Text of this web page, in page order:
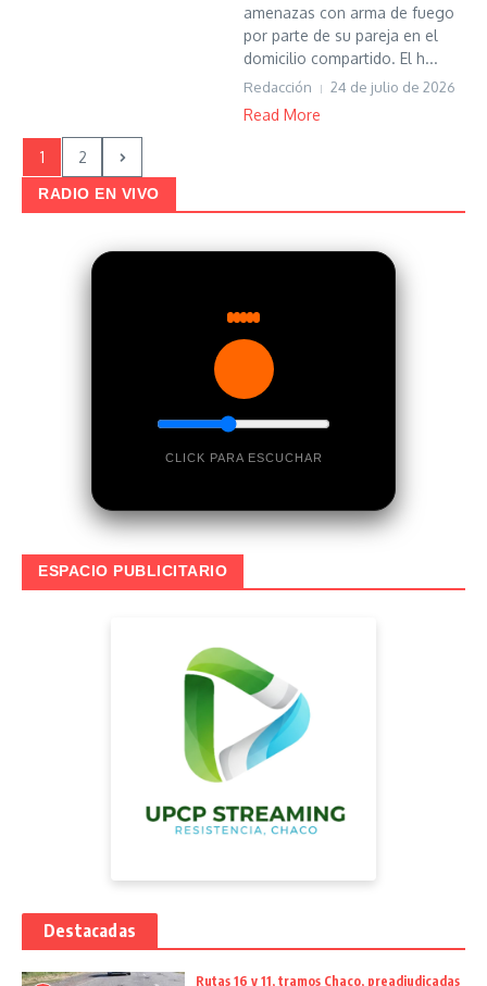
amenazas con arma de fuego
por parte de su pareja en el
domicilio compartido. El h...
Redacción 24 de julio de 2026
Read More
1 2
RADIO EN VIVO
CLICK PARA ESCUCHAR
ESPACIO PUBLICITARIO
Destacadas
Rutas 16 y 11, tramos Chaco, preadjudicadas